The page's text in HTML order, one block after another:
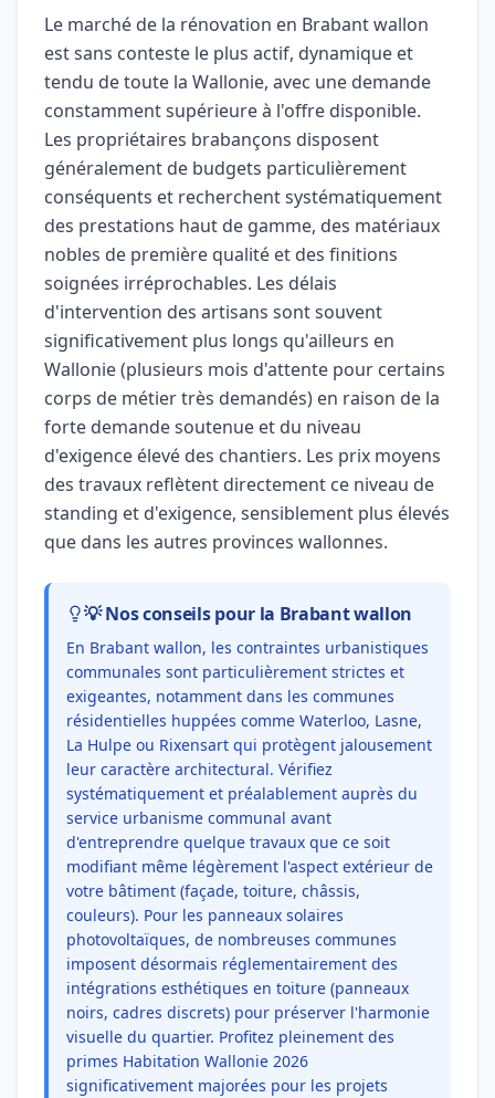
Le marché de la rénovation en Brabant wallon
est sans conteste le plus actif, dynamique et
tendu de toute la Wallonie, avec une demande
constamment supérieure à l'offre disponible.
Les propriétaires brabançons disposent
généralement de budgets particulièrement
conséquents et recherchent systématiquement
des prestations haut de gamme, des matériaux
nobles de première qualité et des finitions
soignées irréprochables. Les délais
d'intervention des artisans sont souvent
significativement plus longs qu'ailleurs en
Wallonie (plusieurs mois d'attente pour certains
corps de métier très demandés) en raison de la
forte demande soutenue et du niveau
d'exigence élevé des chantiers. Les prix moyens
des travaux reflètent directement ce niveau de
standing et d'exigence, sensiblement plus élevés
que dans les autres provinces wallonnes.
💡 Nos conseils pour la Brabant wallon
En Brabant wallon, les contraintes urbanistiques
communales sont particulièrement strictes et
exigeantes, notamment dans les communes
résidentielles huppées comme Waterloo, Lasne,
La Hulpe ou Rixensart qui protègent jalousement
leur caractère architectural. Vérifiez
systématiquement et préalablement auprès du
service urbanisme communal avant
d'entreprendre quelque travaux que ce soit
modifiant même légèrement l'aspect extérieur de
votre bâtiment (façade, toiture, châssis,
couleurs). Pour les panneaux solaires
photovoltaïques, de nombreuses communes
imposent désormais réglementairement des
intégrations esthétiques en toiture (panneaux
noirs, cadres discrets) pour préserver l'harmonie
visuelle du quartier. Profitez pleinement des
primes Habitation Wallonie 2026
significativement majorées pour les projets